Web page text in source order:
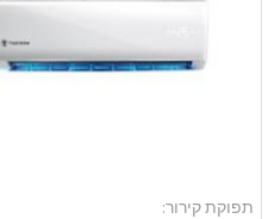
תפוקת קירור: